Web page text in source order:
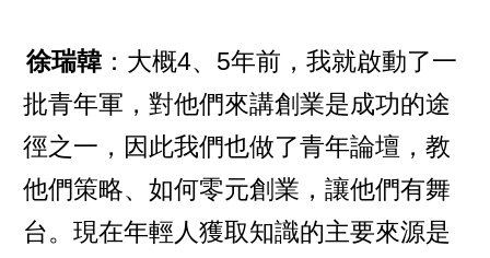
徐瑞韓 ：大概4、5年前，我就啟動了一
批青年軍，對他們來講創業是成功的途
徑之一，因此我們也做了青年論壇，教
他們策略、如何零元創業，讓他們有舞
台。現在年輕人獲取知識的主要來源是